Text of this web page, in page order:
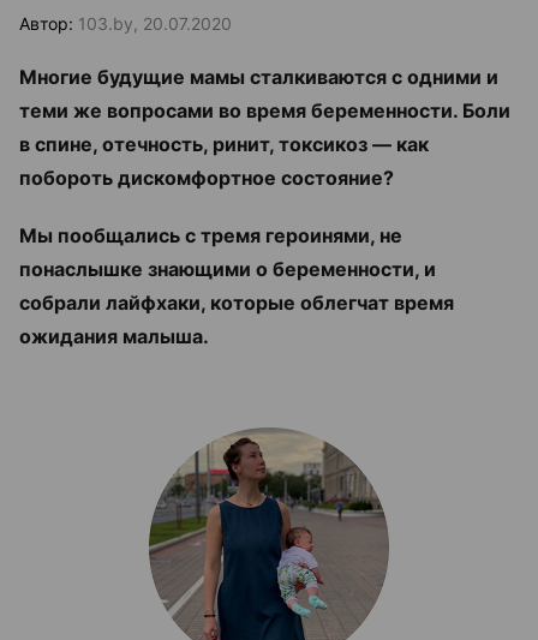
Автор: 103.by, 20.07.2020
Многие будущие мамы сталкиваются с одними и
теми же вопросами во время беременности. Боли
в спине, отечность, ринит, токсикоз — как
побороть дискомфортное состояние?
Мы пообщались с тремя героинями, не
понаслышке знающими о беременности, и
собрали лайфхаки, которые облегчат время
ожидания малыша.